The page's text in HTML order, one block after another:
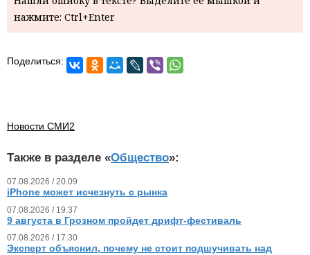
нажмите: Ctrl+Enter
Поделиться:
Новости СМИ2
Также в разделе «Общество»:
07.08.2026 / 20.09
iPhone может исчезнуть с рынка
07.08.2026 / 19.37
9 августа в Грозном пройдет дрифт-фестиваль
07.08.2026 / 17.30
Эксперт объяснил, почему не стоит подшучивать над